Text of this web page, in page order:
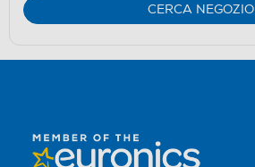
CERCA NEGOZIO